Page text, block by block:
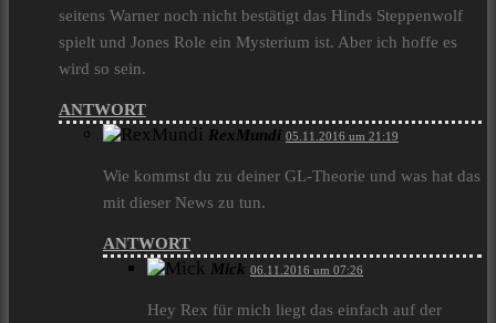
seitens Warner noch nicht bestätigt das Hinds Steppenwolf
spielt und Jones Role ein Mysterium ist. Aber ich hoffe es
wird so sein.
ANTWORT
RexMundi 05.11.2016 um 21:19
Wie kommst du zu deiner GL-Theorie und was hat das
mit dieser News zu tun.
ANTWORT
Mick 06.11.2016 um 07:26
Hey Rex für mich liegt das einfach auf der